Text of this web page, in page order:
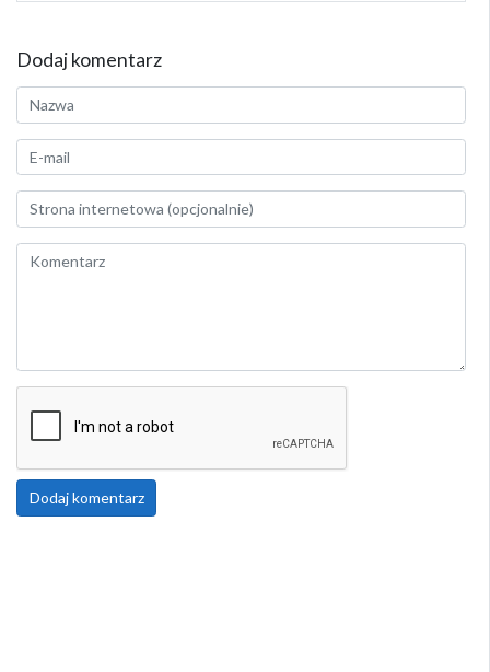
Dodaj komentarz
Dodaj komentarz